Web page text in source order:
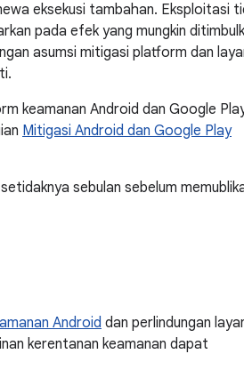
eksekusi tambahan. Eksploitasi
pada efek yang mungkin
asumsi mitigasi platform dan
keamanan Android dan Google
Mitigasi Android dan Google Play
sebulan sebelum
Android dan perlindungan
kerentanan keamanan dapat